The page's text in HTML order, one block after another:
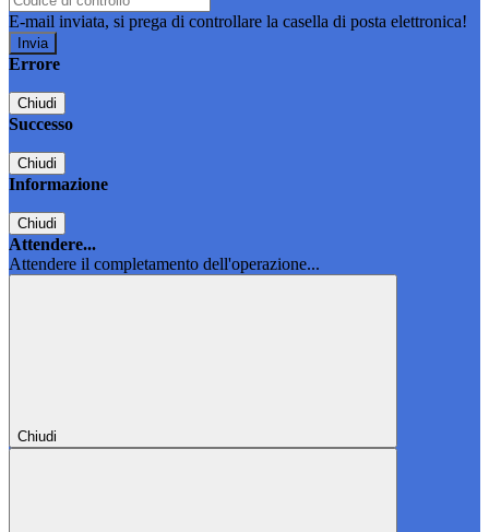
E-mail inviata, si prega di controllare la casella di posta elettronica!
Errore
Chiudi
Successo
Chiudi
Informazione
Chiudi
Attendere...
Attendere il completamento dell'operazione...
Chiudi